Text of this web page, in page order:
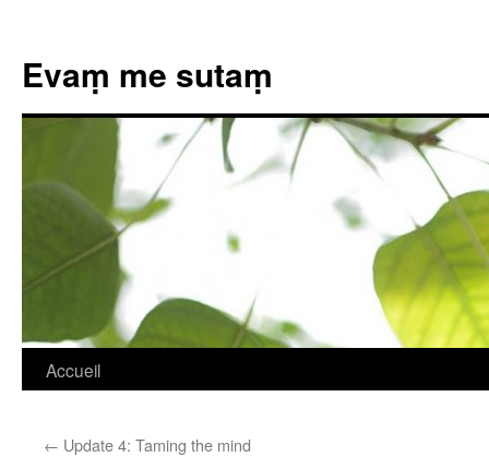
Evaṃ me sutaṃ
Aller
contenu
Accueil
← Update 4: Taming the mind